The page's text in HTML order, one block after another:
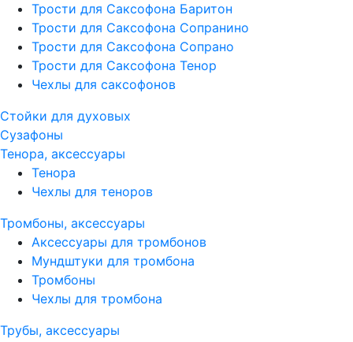
Трости для Саксофона Баритон
Трости для Саксофона Сопранино
Трости для Саксофона Сопрано
Трости для Саксофона Тенор
Чехлы для саксофонов
Стойки для духовых
Сузафоны
Тенора, аксессуары
Тенора
Чехлы для теноров
Тромбоны, аксессуары
Аксессуары для тромбонов
Мундштуки для тромбона
Тромбоны
Чехлы для тромбона
Трубы, аксессуары